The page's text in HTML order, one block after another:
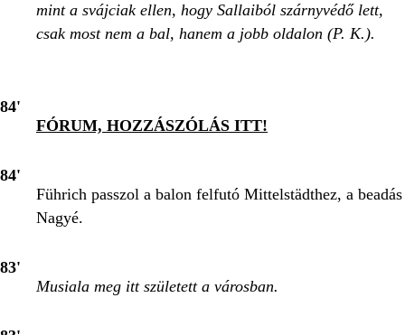
mint a svájciak ellen, hogy Sallaiból szárnyvédő lett,
csak most nem a bal, hanem a jobb oldalon (P. K.).
84'
FÓRUM, HOZZÁSZÓLÁS ITT!
84'
Führich passzol a balon felfutó Mittelstädthez, a beadás
Nagyé.
83'
Musiala meg itt született a városban.